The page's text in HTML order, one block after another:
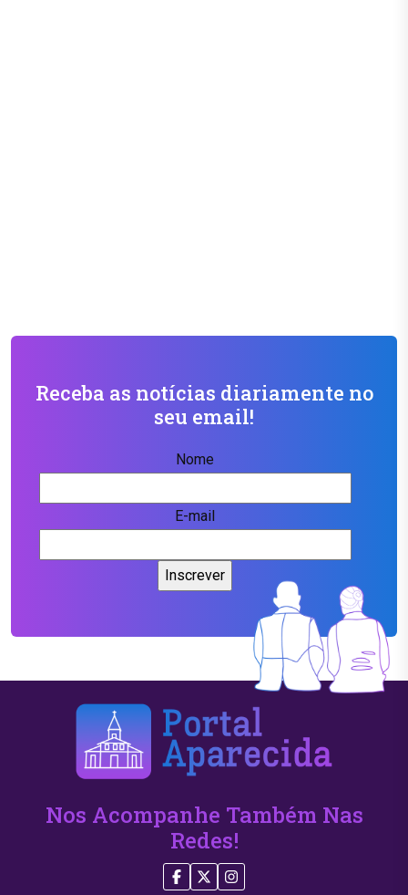
Receba as notícias diariamente no
seu email!
Nome
E-mail
Nos Acompanhe Também Nas
Redes!